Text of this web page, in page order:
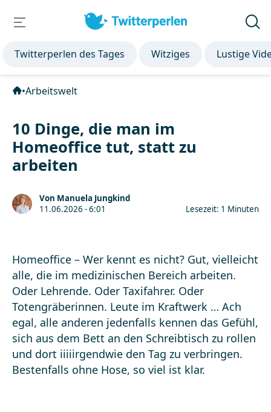
Twitterperlen des Tages Witziges Lustige
•Arbeitswelt
10 Dinge, die man im
Homeoffice tut, statt zu
arbeiten
Von Manuela Jungkind
11.06.2026 - 6:01
Lesezeit: 1 Minuten
Homeoffice – Wer kennt es nicht? Gut, vielleicht
alle, die im medizinischen Bereich arbeiten.
Oder Lehrende. Oder Taxifahrer. Oder
Totengräberinnen. Leute im Kraftwerk … Ach
egal, alle anderen jedenfalls kennen das Gefühl,
sich aus dem Bett an den Schreibtisch zu rollen
und dort iiiiirgendwie den Tag zu verbringen.
Bestenfalls ohne Hose, so viel ist klar.